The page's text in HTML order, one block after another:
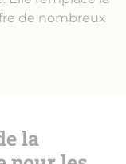
de nombreux
la